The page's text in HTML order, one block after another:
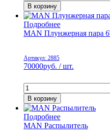
В корзину
Подробнее
MAN Плунжерная пара
Артикул: 2885
70000руб. / шт.
В корзину
Подробнее
MAN Распылитель